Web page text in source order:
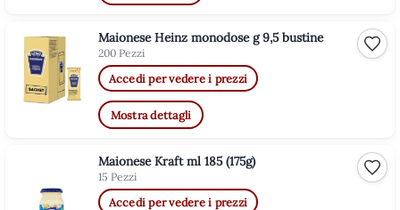
Maionese Heinz monodose g 9,5 bustine
200 Pezzi
Accedi per vedere i prezzi
Mostra dettagli
Maionese Kraft ml 185 (175g)
15 Pezzi
Accedi per vedere i prezzi